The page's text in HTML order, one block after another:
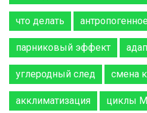
что делать
парниковый эффект
углеродный след смена
акклиматизация циклы